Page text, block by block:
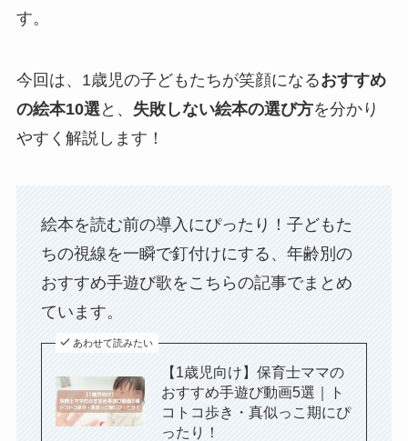
す。
今回は、1歳児の子どもたちが笑顔になるおすすめ
の絵本10選と、 失敗しない絵本の選び方を分かり
やすく解説します！
絵本を読む前の導入にぴったり！子どもた
ちの視線を一瞬で釘付けにする、年齢別の
おすすめ手遊び歌をこちらの記事でまとめ
ています。
あわせて読みたい
【1歳児向け】保育士ママの
おすすめ手遊び動画5選｜ト
コトコ歩き・真似っこ期にぴ
ったり！